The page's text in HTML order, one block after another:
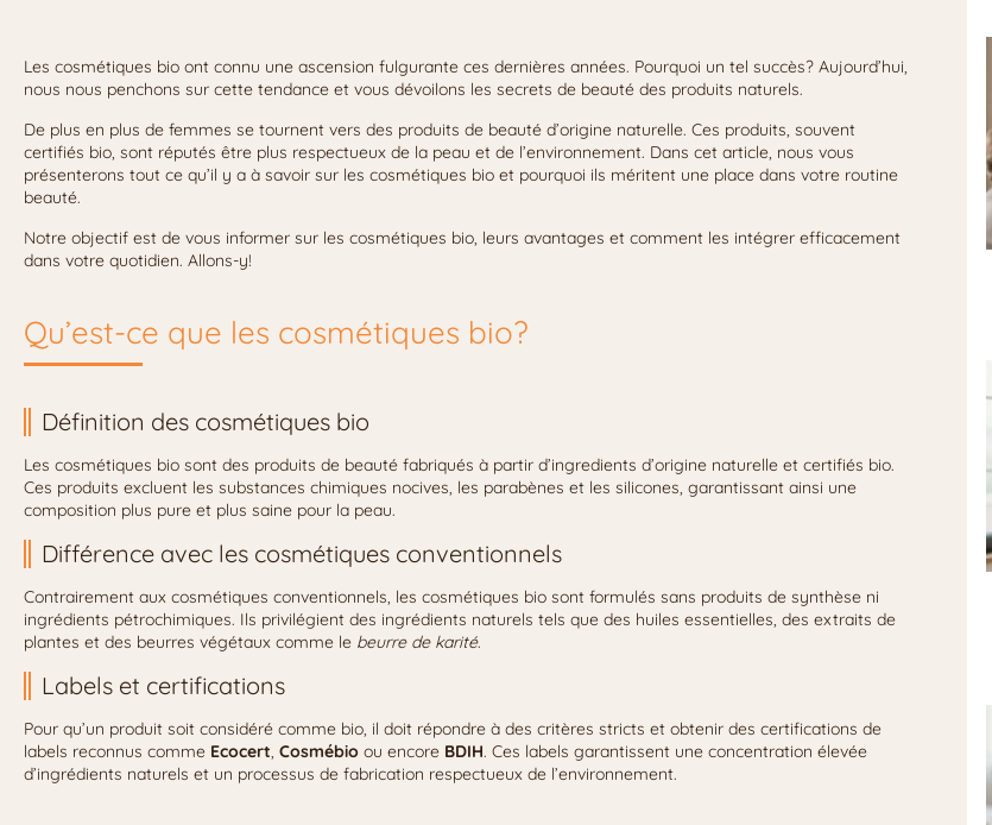
Les cosmétiques bio ont connu une ascension fulgurante ces dernières années. Pourquoi un tel succès? Aujourd’hui,
nous nous penchons sur cette tendance et vous dévoilons les secrets de beauté des produits naturels.
De plus en plus de femmes se tournent vers des produits de beauté d’origine naturelle. Ces produits, souvent
certifiés bio, sont réputés être plus respectueux de la peau et de l’environnement. Dans cet article, nous vous
présenterons tout ce qu’il y a à savoir sur les cosmétiques bio et pourquoi ils méritent une place dans votre routine
beauté.
Notre objectif est de vous informer sur les cosmétiques bio, leurs avantages et comment les intégrer efficacement
dans votre quotidien. Allons-y!
Qu’est-ce que les cosmétiques bio?
Définition des cosmétiques bio
Les cosmétiques bio sont des produits de beauté fabriqués à partir d’ingredients d’origine naturelle et certifiés bio.
Ces produits excluent les substances chimiques nocives, les parabènes et les silicones, garantissant ainsi une
composition plus pure et plus saine pour la peau.
Différence avec les cosmétiques conventionnels
Contrairement aux cosmétiques conventionnels, les cosmétiques bio sont formulés sans produits de synthèse ni
ingrédients pétrochimiques. Ils privilégient des ingrédients naturels tels que des huiles essentielles, des extraits de
plantes et des beurres végétaux comme le beurre de karité.
Labels et certifications
Pour qu’un produit soit considéré comme bio, il doit répondre à des critères stricts et obtenir des certifications de
labels reconnus comme Ecocert, Cosmébio ou encore BDIH. Ces labels garantissent une concentration élevée
d’ingrédients naturels et un processus de fabrication respectueux de l’environnement.